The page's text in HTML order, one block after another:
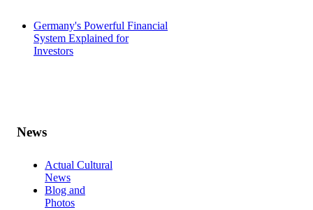
Germany's Powerful Financial
System Explained for
Investors
News
Actual Cultural
News
Blog and
Photos